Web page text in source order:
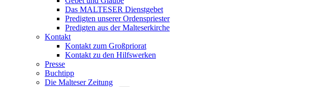
Das MALTESER Dienstgebet
Predigten unserer Ordenspriester
Predigten aus der Malteserkirche
Kontakt
Kontakt zum Großpriorat
Kontakt zu den Hilfswerken
Presse
Buchtipp
Die Malteser Zeitung